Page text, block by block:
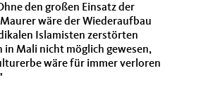
den großen Einsatz der
wäre der Wiederaufbau
Islamisten zerstörten
in Mali nicht möglich gewesen,
wäre für immer verloren